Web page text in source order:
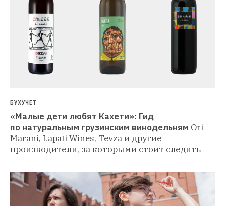
БУХУЧЕТ
«Малые дети любят Кахети»: Гид
по натуральным грузинским винодельням Ori
Marani, Lapati Wines, Tevza и другие
производители, за которыми стоит следить